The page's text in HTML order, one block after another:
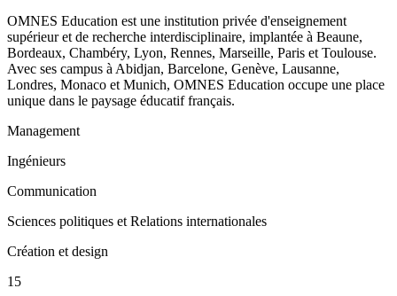
OMNES Education est une institution privée d'enseignement
supérieur et de recherche interdisciplinaire, implantée à Beaune,
Bordeaux, Chambéry, Lyon, Rennes, Marseille, Paris et Toulouse.
Avec ses campus à Abidjan, Barcelone, Genève, Lausanne,
Londres, Monaco et Munich, OMNES Education occupe une place
unique dans le paysage éducatif français.
Management
Ingénieurs
Communication
Sciences politiques et Relations internationales
Création et design
15